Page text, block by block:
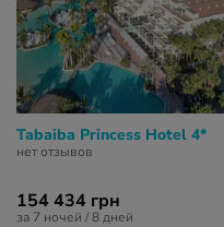
Tabaiba Princess Hotel 4*
нет отзывов
154 434 грн
за 7 ночей / 8 дней